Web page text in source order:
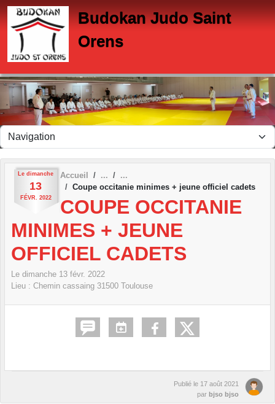
Budokan Judo Saint
Orens
Le dimanche
13
FÉVR. 2022
Accueil
Coupe occitanie minimes + jeune officiel cadets
COUPE OCCITANIE
MINIMES + JEUNE
OFFICIEL CADETS
Le dimanche 13 févr. 2022
Lieu : Chemin cassaing 31500 Toulouse
Publié le 17 août 2021
par bjso bjso
Panneau de gestion des cookies